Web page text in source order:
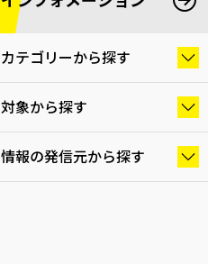
カテゴリーから探す
対象から探す
情報の発信元から探す